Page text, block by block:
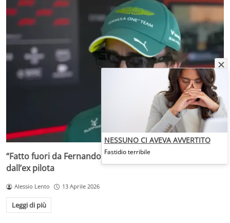
“Fatto fuori da Fernando Alonso”: accuse pesantissime
dall’ex pilota
Alessio Lento 13 Aprile 2026
Leggi di più
NESSUNO CI AVEVA AVVERTITO
Fastidio terribile